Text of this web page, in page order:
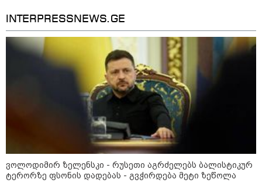
„ტურისტების შემცირების მთავარი
მიზეზი ალბათ, ის პრორუსული,
პროჩინური, პროირანული
პოლიტიკაა, რომელსაც ქვეყანა
ატარებს“ - ცოტნე ჯაფარიძე
„გაჩნდა მოთხოვნა სააგარაკე
მიწის ნაკვეთებზე“ - როგორ
იცვლება უძრავი ქონების ბაზარი
INTERPRESSNEWS.GE
ვოლოდიმირ ზელენსკი - რუსეთი აგრძელებს ბალისტიკურ
ტერორზე ფსონის დადებას - გვჭირდება მეტი ზეწოლა